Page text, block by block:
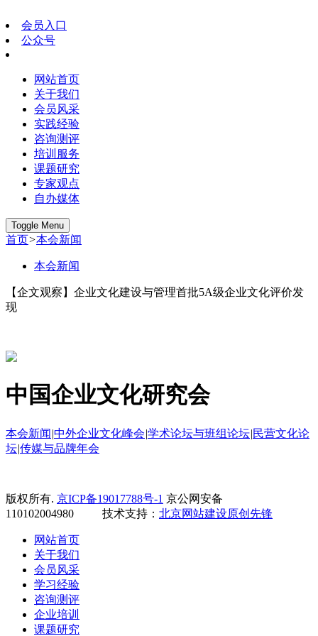
会员入口
公众号
网站首页
关于我们
会员风采
实践经验
咨询测评
培训服务
课题研究
专家观点
自办媒体
Toggle Menu
首页>本会新闻
本会新闻
【企文观察】企业文化建设与管理首批5A级企业文化评价发
现
中国企业文化研究会
本会新闻 |中外企业文化峰会|学术论坛与班组论坛|民营文化论
坛|传媒与品牌年会
版权所有. 京ICP备19017788号-1 京公网安备
110102004980 技术支持： 北京网站建设原创先锋
网站首页
关于我们
会员风采
学习经验
咨询测评
企业培训
课题研究